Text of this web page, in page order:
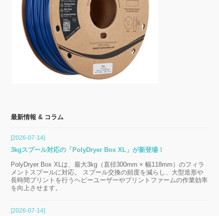
最新情報 & コラム
[2026-07-14]
3kgスプール対応の「PolyDryer Box XL」が新登場！
PolyDryer Box XLは、最大3kg（直径300mm × 幅118mm）のフィラ
メントスプールに対応。 スプール交換の頻度を減らし、大型造形や
長時間プリントを行うヘビーユーザーやプリントファームの作業効率
を向上させます。
[2026-07-14]